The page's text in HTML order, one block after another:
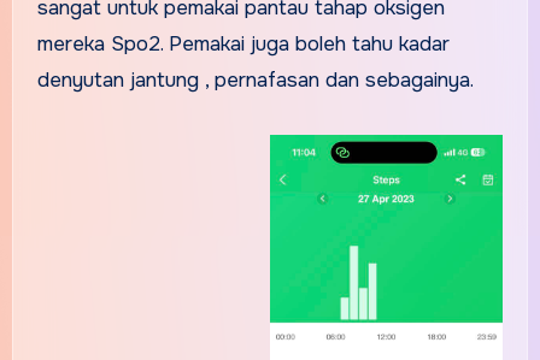
sangat untuk pemakai pantau tahap oksigen
mereka Spo2. Pemakai juga boleh tahu kadar
denyutan jantung , pernafasan dan sebagainya.